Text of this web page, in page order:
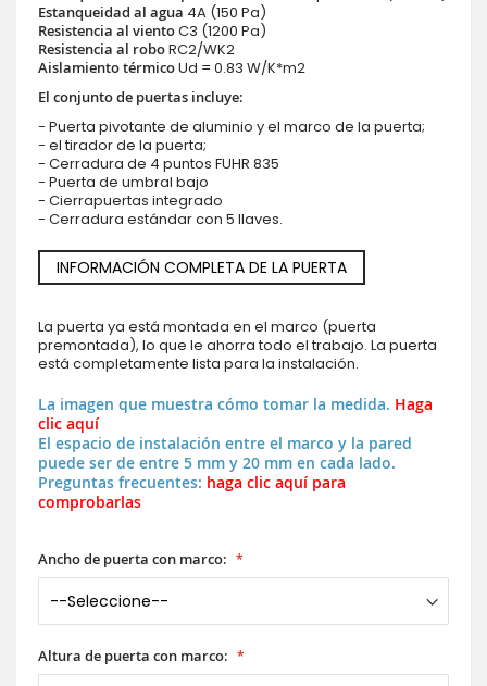
Estanqueidad al agua 4A (150 Pa)
Resistencia al vientoC3 (1200 Pa)
Resistencia al roboRC2/WK2
Aislamiento térmicoUd = 0.83 W/K*m2
El conjunto de puertas incluye:
- Puerta pivotante de aluminio y el marco de la puerta;
- el tirador de la puerta;
- Cerradura de 4 puntos FUHR 835
- Puerta de umbral bajo
- Cierrapuertas integrado
- Cerradura estándar con 5 llaves.
INFORMACIÓN COMPLETA DE LA PUERTA
La puerta ya está montada en el marco (puerta
premontada), lo que le ahorra todo el trabajo. La puerta
está completamente lista para la instalación.
La imagen que muestra cómo tomar la medida. Haga
clic aquí
El espacio de instalación entre el marco y la pared
puede ser de entre 5 mm y 20 mm en cada lado.
Preguntas frecuentes: haga clic aquí para
comprobarlas
Ancho de puerta con marco:
Altura de puerta con marco: